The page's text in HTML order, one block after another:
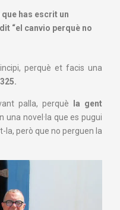
que has escrit un
“el canvio perquè no
perquè et facis una
325.
palla, perquè
la gent
una novel·la que es pugui
la, però que no perguen la